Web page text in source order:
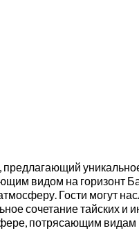
видом на горизонт
Гости могут
сочетание тайских
потрясающим